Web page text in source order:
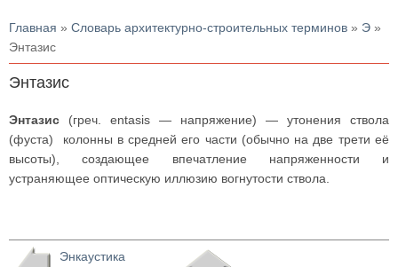
Вы здесь
Главная » Словарь архитектурно-строительных терминов » Э »
Энтазис
Энтазис
Энтазис (греч. entasis — напряжение) — утонения ствола
(фуста) колонны в средней его части (обычно на две трети её
высоты), создающее впечатление напряженности и
устраняющее оптическую иллюзию вогнутости ствола.
Энкаустика